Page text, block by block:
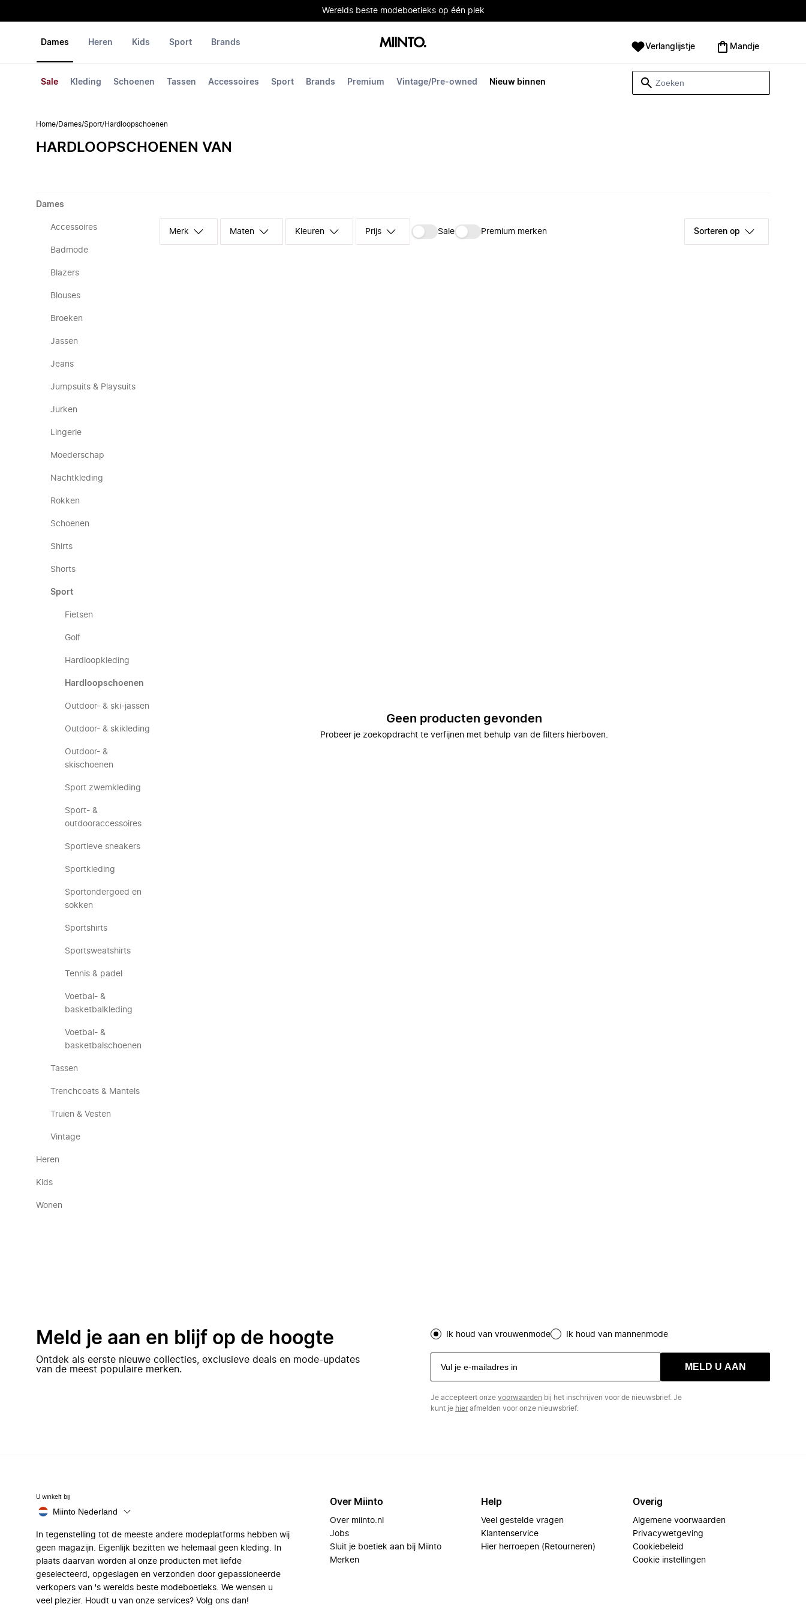
Werelds beste modeboetieks op één plek
Dames
Sale Kleding Schoenen Tassen Accessoires Sport Brands Premium Vintage/Pre-owned Nieuw binnen
Heren Kids Sport Brands Verlanglijstje Mandje
Home/Dames/Sport/Hardloopschoenen
HARDLOOPSCHOENEN VAN
Dames
Accessoires
Badmode
Blazers
Blouses
Broeken
Jassen
Jeans
Jumpsuits & Playsuits
Jurken
Lingerie
Moederschap
Nachtkleding
Rokken
Schoenen
Shirts
Shorts
Sport
Fietsen
Golf
Hardloopkleding
Hardloopschoenen
Outdoor- & ski-jassen
Outdoor- & skikleding
Outdoor- &
skischoenen
Sport zwemkleding
Sport- &
outdooraccessoires
Sportieve sneakers
Sportkleding
Sportondergoed en
sokken
Sportshirts
Sportsweatshirts
Tennis & padel
Voetbal- &
basketbalkleding
Voetbal- &
basketbalschoenen
Tassen
Trenchcoats & Mantels
Truien & Vesten
Vintage
Heren
Kids
Wonen
Merk Maten Kleuren Prijs Sale Premium merken Sorteren op
Geen producten gevonden
Probeer je zoekopdracht te verfijnen met behulp van de filters hierboven.
Meld je aan en blijf op de hoogte
Ontdek als eerste nieuwe collecties, exclusieve deals en mode-updates
van de meest populaire merken.
Ik houd van vrouwenmode Ik houd van mannenmode
MELD U AAN
Je accepteert onze voorwaarden bij het inschrijven voor de nieuwsbrief. Je
kunt je hierafmelden voor onze nieuwsbrief.
U winkelt bij
Miinto Nederland
In tegenstelling tot de meeste andere modeplatforms hebben wij
geen magazijn. Eigenlijk bezitten we helemaal geen kleding. In
plaats daarvan worden al onze producten met liefde
geselecteerd, opgeslagen en verzonden door gepassioneerde
verkopers van 's werelds beste modeboetieks. We wensen u
veel plezier. Houdt u van onze services? Volg ons dan!
Over Miinto
Over miinto.nl
Jobs
Sluit je boetiek aan bij Miinto
Merken
Help
Veel gestelde vragen
Klantenservice
Hier herroepen (Retourneren)
Overig
Algemene voorwaarden
Privacywetgeving
Cookiebeleid
Cookie instellingen